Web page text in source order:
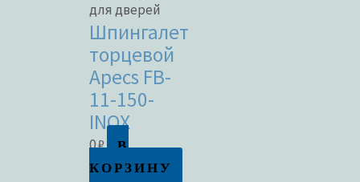
для дверей
Шпингалет
торцевой
Apecs FB-
11-150-
INOX
0₽
В
КОРЗИНУ